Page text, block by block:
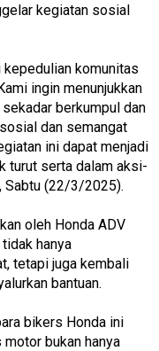
kegiatan sosial
kepedulian komunitas
ingin menunjukkan
berkumpul dan
dan semangat
ini dapat menjadi
turut serta dalam aksi-
Sabtu (22/3/2025).
oleh Honda ADV
hanya
tetapi juga kembali
bantuan.
bikers Honda ini
bukan hanya